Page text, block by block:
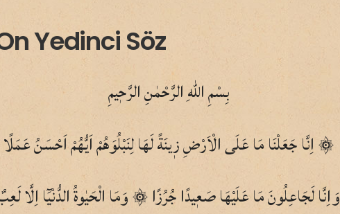
Yedinci Söz
بِسْمِ اللّٰهِ الرَّحْمٰنِ الرَّحٖيمِ
اِنَّا جَعَلْنَا مَا عَلَى الْاَرْضِ زٖينَةً لَهَا لِنَبْلُوَهُمْ اَيُّهُمْ اَحْسَنُ عَمَلًا ۞
وَاِنَّا لَجَاعِلُونَ مَا عَلَيْهَا صَعٖيدًا جُرُزًا ۞ وَمَا الْحَيٰوةُ الدُّنْيَٓا اِلَّا